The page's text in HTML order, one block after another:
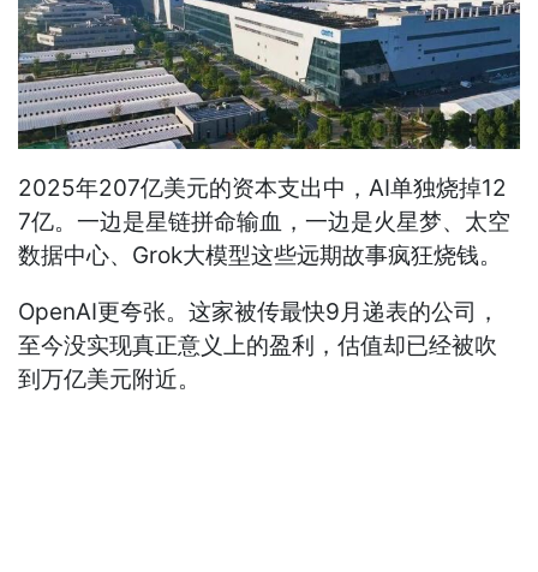
2025年207亿美元的资本支出中，AI单独烧掉12
7亿。一边是星链拼命输血，一边是火星梦、太空
数据中心、Grok大模型这些远期故事疯狂烧钱。
OpenAI更夸张。这家被传最快9月递表的公司，
至今没实现真正意义上的盈利，估值却已经被吹
到万亿美元附近。